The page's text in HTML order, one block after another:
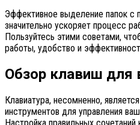
Эффективное выделение папок
значительно ускоряет процесс
Пользуйтесь этими советами,
работы, удобство и
Обзор клавиш для
Клавиатура, несомненно,
инструментов для управления